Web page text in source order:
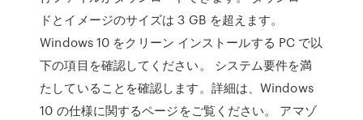
ドとイメージのサイズは 3 GB を超えます。
Windows 10 をクリーン インストールする PC で以
下の項目を確認してください。 システム要件を満
たしていることを確認します。詳細は、Windows
10 の仕様に関するページをご覧ください。 アマゾ